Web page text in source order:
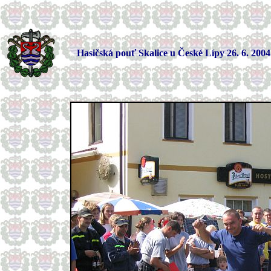
Hasičská pouť Skalice u České Lípy 26. 6.